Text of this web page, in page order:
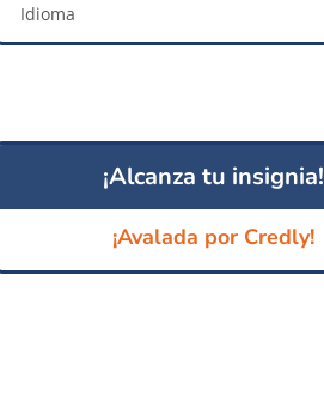
Idioma
¡Alcanza tu insignia!
¡Avalada por Credly!